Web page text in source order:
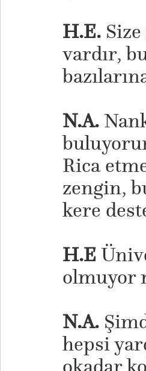
H.E.Size
vardır,
N.A.
Rica
zengin,
kere
H.E
olmuyor
N.A.
hepsi